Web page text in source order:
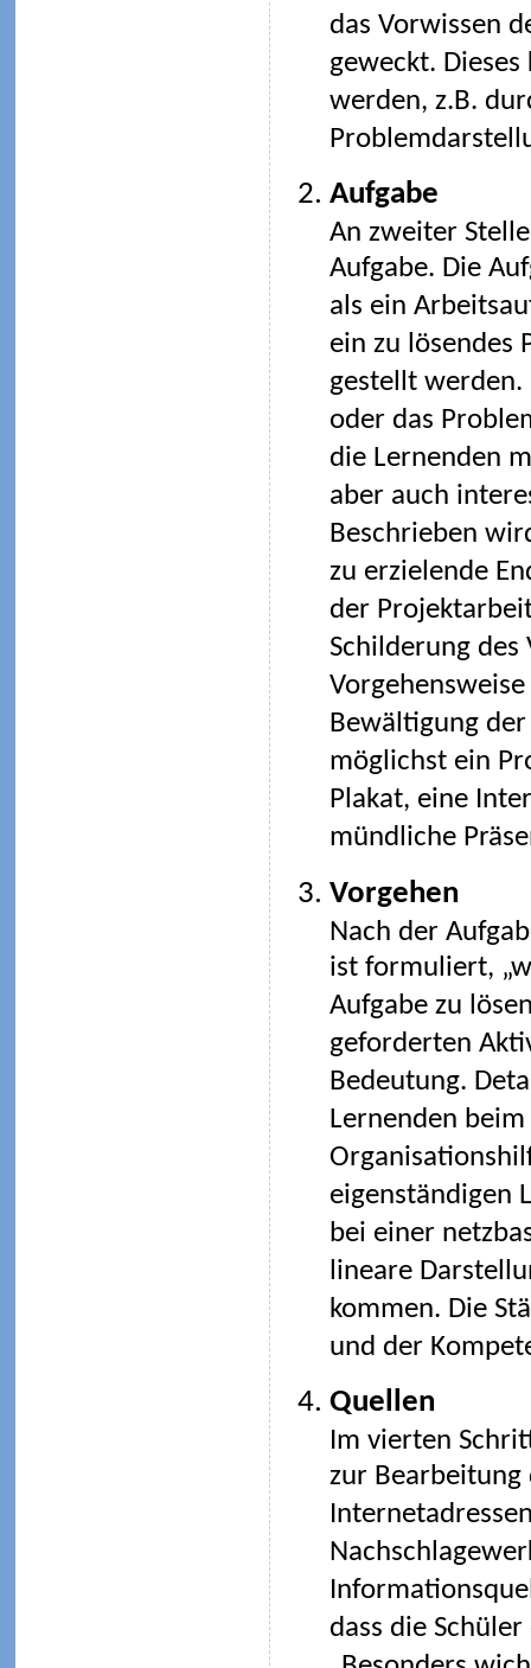
das Vorwissen
geweckt.
werden, z.B.
Aufgabe
An zweiter
Aufgabe. Die
als ein
ein zu lösendes
gestellt werden.
oder das
die Lernenden
aber auch
Beschrieben
zu erzielende
der
Schilderung des
Bewältigung
möglichst ein
Plakat, eine
mündliche
Vorgehen
Nach der
ist formuliert,
Aufgabe zu
geforderten
Bedeutung.
Lernenden
eigenständigen
bei einer
lineare
kommen. Die
und der
Quellen
Im vierten
zur Bearbeitung
dass die